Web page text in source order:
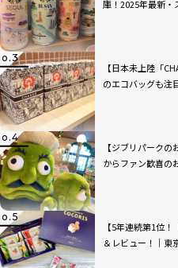
庫！2025年最新・
【日本未上陸「
のエコバッグも注
【ジブリパーク
からファン歓喜の
【5年連続第1位
＆レビュー！｜東